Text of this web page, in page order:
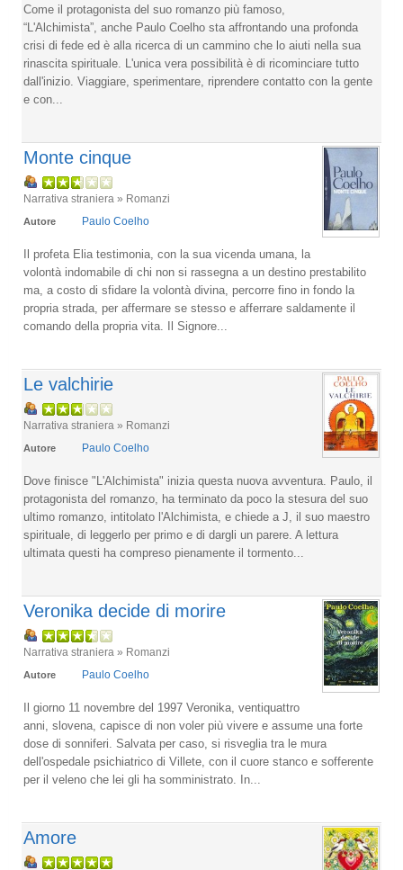
Come il protagonista del suo romanzo più famoso,
“L'Alchimista”, anche Paulo Coelho sta affrontando una profonda
crisi di fede ed è alla ricerca di un cammino che lo aiuti nella sua
rinascita spirituale. L'unica vera possibilità è di ricominciare tutto
dall'inizio. Viaggiare, sperimentare, riprendere contatto con la gente
e con...
Monte cinque
Narrativa straniera » Romanzi
Autore Paulo Coelho
Il profeta Elia testimonia, con la sua vicenda umana, la
volontà indomabile di chi non si rassegna a un destino prestabilito
ma, a costo di sfidare la volontà divina, percorre fino in fondo la
propria strada, per affermare se stesso e afferrare saldamente il
comando della propria vita. Il Signore...
Le valchirie
Narrativa straniera » Romanzi
Autore Paulo Coelho
Dove finisce "L'Alchimista" inizia questa nuova avventura. Paulo, il
protagonista del romanzo, ha terminato da poco la stesura del suo
ultimo romanzo, intitolato l'Alchimista, e chiede a J, il suo maestro
spirituale, di leggerlo per primo e di dargli un parere. A lettura
ultimata questi ha compreso pienamente il tormento...
Veronika decide di morire
Narrativa straniera » Romanzi
Autore Paulo Coelho
Il giorno 11 novembre del 1997 Veronika, ventiquattro
anni, slovena, capisce di non voler più vivere e assume una forte
dose di sonniferi. Salvata per caso, si risveglia tra le mura
dell'ospedale psichiatrico di Villete, con il cuore stanco e sofferente
per il veleno che lei gli ha somministrato. In...
Amore